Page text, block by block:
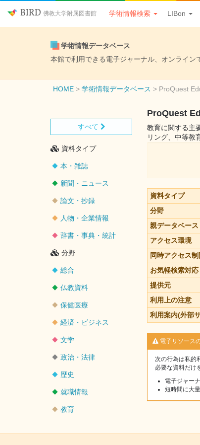
BIRD 佛教大学附属図書館 学術情報検索 LIBon
学術情報データベース
本館で利用できる電子ジャーナル、オンライ
HOME 学術情報データベース ProQuest
すべて
資料タイプ
本・雑誌
新聞・ニュース
論文・抄録
人物・企業情報
辞書・事典・統計
分野
総合
仏教資料
保健医療
経済・ビジネス
文学
政治・法律
歴史
就職情報
教育
ProQuest
教育に関する主
リング、中等教
資料タイプ
分野
親データベース
アクセス環境
同時アクセス制
お気軽検索対応
提供元
利用上の注意
利用案内(外部
電子リソース
次の行為は私的
必要な資料だけ
電子ジャー
短時間に大